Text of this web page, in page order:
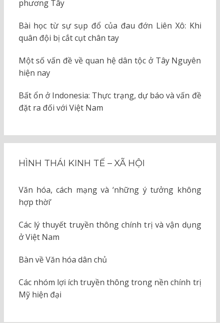
phương Tây
Bài học từ sự sụp đổ của đau đớn Liên Xô: Khi
quân đội bị cắt cụt chân tay
Một số vấn đề về quan hệ dân tộc ở Tây Nguyên
hiện nay
Bất ổn ở Indonesia: Thực trạng, dự báo và vấn đề
đặt ra đối với Việt Nam
HÌNH THÁI KINH TẾ – XÃ HỘI
Văn hóa, cách mạng và ‘những ý tưởng không
hợp thời’
Các lý thuyết truyền thông chính trị và vận dụng
ở Việt Nam
Bàn về Văn hóa dân chủ
Các nhóm lợi ích truyền thông trong nền chính trị
Mỹ hiện đại